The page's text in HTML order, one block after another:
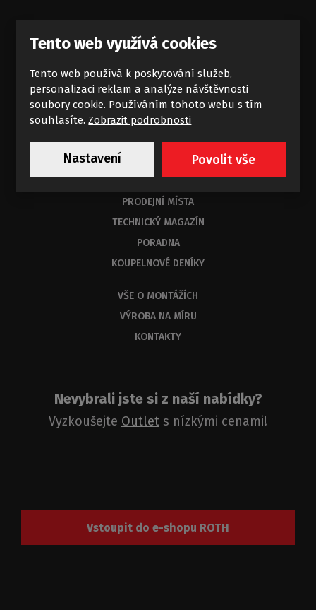
Chci dostávat výhodné nabídky
Souhlasím se zpracovánímosobních údajů
PORADNA
PRODEJNÍ MÍSTA
TECHNICKÝ MAGAZÍN
PORADNA
KOUPELNOVÉ DENÍKY
VŠE O MONTÁŽÍCH
VÝROBA NA MÍRU
KONTAKTY
Nevybrali jste si z naší nabídky?
Vyzkoušejte Outlet s nízkými cenami!
Vstoupit do e-shopu ROTH
Tento web využívá cookies
Tento web používá k poskytování služeb,
personalizaci reklam a analýze návštěvnosti
soubory cookie. Používáním tohoto webu s tím
souhlasíte.Zobrazit podrobnosti
Nastavení Povolit vše